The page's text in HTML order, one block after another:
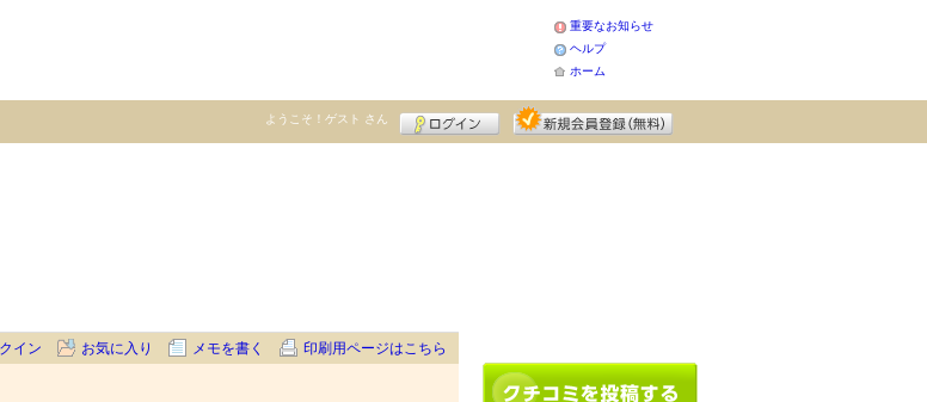
重要なお知らせ
ヘルプ
ホーム
ようこそ！ ゲスト さん
イン お気に入り メモを書く 印刷用ページはこちら